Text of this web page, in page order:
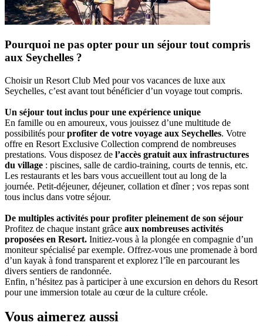
Pourquoi ne pas opter pour un séjour tout compris
aux Seychelles ?
Choisir un Resort Club Med pour vos vacances de luxe aux
Seychelles, c’est avant tout bénéficier d’un voyage tout compris.
Un séjour tout inclus pour une expérience unique
En famille ou en amoureux, vous jouissez d’une multitude de
possibilités pourprofiter de votre voyage aux Seychelles. Votre
offre en Resort Exclusive Collection comprend de nombreuses
prestations. Vous disposez de l’accès gratuit aux infrastructures
du village : piscines, salle de cardio-training, courts de tennis, etc.
Les restaurants et les bars vous accueillent tout au long de la
journée. Petit-déjeuner, déjeuner, collation et dîner ; vos repas sont
tous inclus dans votre séjour.
De multiples activités pour profiter pleinement de son séjour
Profitez de chaque instant grâce aux nombreuses activités
proposées en Resort. Initiez-vous à la plongée en compagnie d’un
moniteur spécialisé par exemple. Offrez-vous une promenade à bord
d’un kayak à fond transparent et explorez l’île en parcourant les
divers sentiers de randonnée.
Enfin, n’hésitez pas à participer à une excursion en dehors du Resort
pour une immersion totale au cœur de la culture créole.
Vous aimerez aussi